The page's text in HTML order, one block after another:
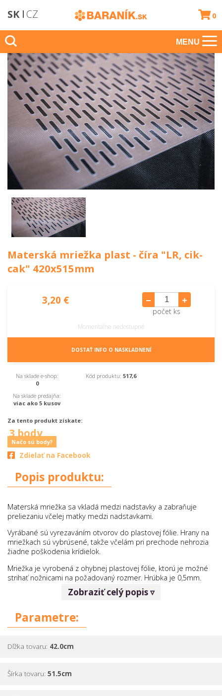
SK CZ 0
MENU
Materská mriežka plast - číra "LR, cik-
cak" 420x515mm
3,20 €
počet ks
Momentálne nedostupné
DOSTAŤ INFO O NASKLADNENÍ
Na sklade e-shop:
0
Na sklade predajňa:
viac ako 5 kusov
Kód produktu: 517,6
Za tento produkt získate:
3 body
Načo sú body?
Zdielať na Facebook
Popis produktu:
Materská mriežka sa vkladá medzi nadstavky a zabraňuje
preliezaniu včelej matky medzi nadstavkami.
Vyrábané sú vyrezaváním otvorov do plastovej fólie. Hrany na
mriežkach sú vybrúsené, takže včelám pri prechode nehrozia
žiadne poškodenia krídielok.
Mriežka je vyrobená z ohybnej plastovej fólie, ktorú je možné
strihať nožnicami na požadovaný rozmer. Hrúbka je 0,5mm.
Otvory sú rozmiestnené "cik-cak", čím sa zabezpečuje, že po
rádu otvorov na mriežke.
Materiál:ohybná plastová fólia
Zobraziť celý popis ▿
Parametre:
Dľžka tovaru: 42.0cm
Šírka tovaru: 51.5cm